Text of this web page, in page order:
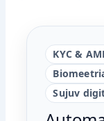
KYC &
Sujuv